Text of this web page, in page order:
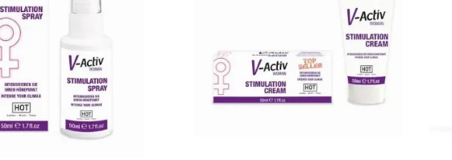
add_circle_outline CREAR NUEVA LISTA
((CANCELTEXT)) ((MODALDELETETEXT))
para guardar productos en su lista de deseos.
INICIAR SESIÓN CANCELAR